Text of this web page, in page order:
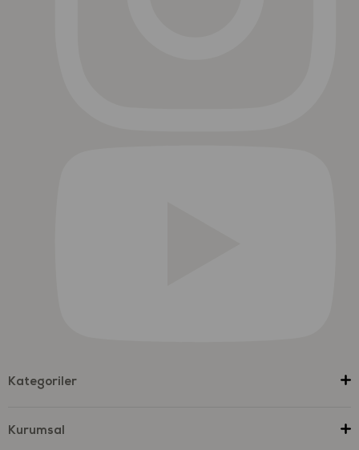
Kategoriler
Kurumsal